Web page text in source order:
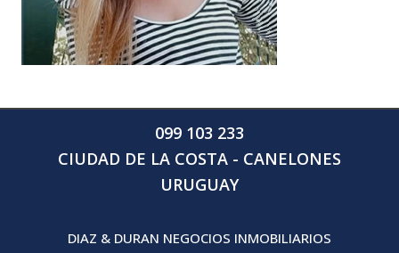
099 103 233
CIUDAD DE LA COSTA - CANELONES
URUGUAY
DIAZ & DURAN NEGOCIOS INMOBILIARIOS